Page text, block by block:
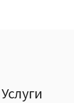
Услуги